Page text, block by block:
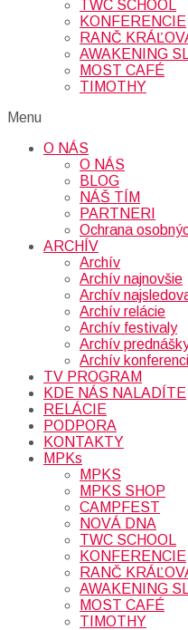
TWC SCHOOL
KONFERENCIE
RANČ
AWAKENING
MOST CAFÉ
TIMOTHY
Menu
O NÁS
O NÁS
BLOG
NÁŠ TÍM
PARTNERI
Ochrana
ARCHÍV
Archív
Archív najnovšie
Archív
Archív relácie
Archív festivaly
Archív
Archív
TV PROGRAM
KDE NÁS NALADÍTE
RELÁCIE
PODPORA
KONTAKTY
MPKs
MPKS
MPKS SHOP
CAMPFEST
NOVÁ DNA
TWC SCHOOL
KONFERENCIE
RANČ
AWAKENING
MOST CAFÉ
TIMOTHY